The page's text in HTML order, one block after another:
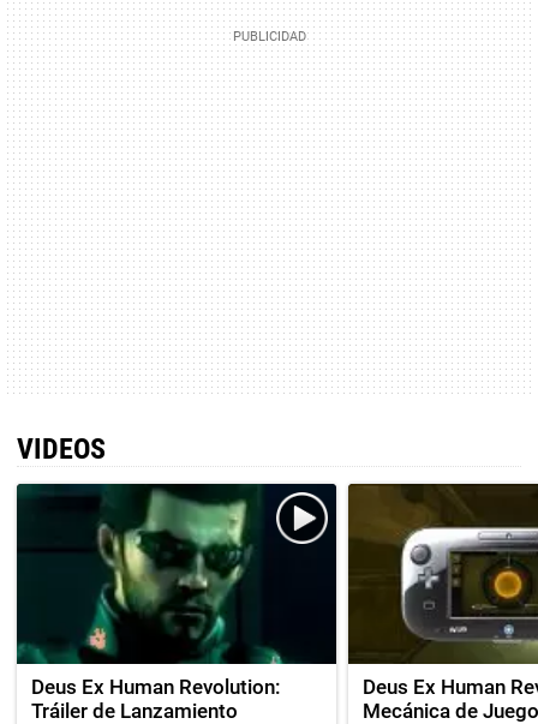
VIDEOS
Deus Ex Human Revolution:
Tráiler de Lanzamiento
Deus Ex Human
Mecánica de Juego